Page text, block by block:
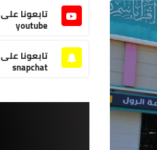
تابعونا على
youtube
تابعونا على
snapchat